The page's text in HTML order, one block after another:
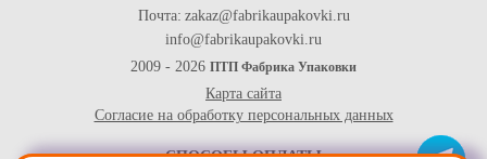
Почта: zakaz@fabrikaupakovki.ru
info@fabrikaupakovki.ru
2009 - 2026 ПТП Фабрика Упаковки
Карта сайта
Согласие на обработку персональных данных